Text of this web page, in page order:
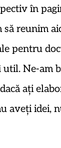
în
să reunim
pentru
util. Ne-am
ați
aveți idei,